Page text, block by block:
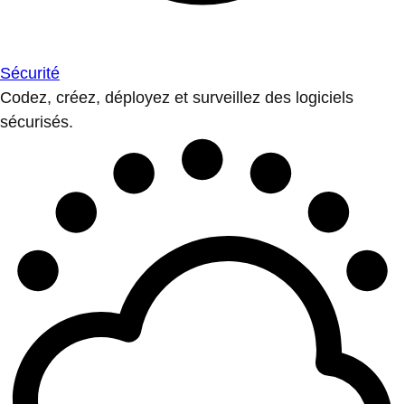
Sécurité
Codez, créez, déployez et surveillez des logiciels
sécurisés.